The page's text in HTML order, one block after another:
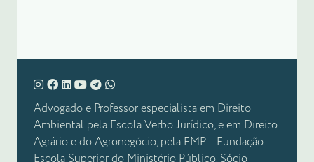
Advogado e Professor especialista em Direito
Ambiental pela Escola Verbo Jurídico, e em Direito
Agrário e do Agronegócio, pela FMP – Fundação
Escola Superior do Ministério Público. Sócio-